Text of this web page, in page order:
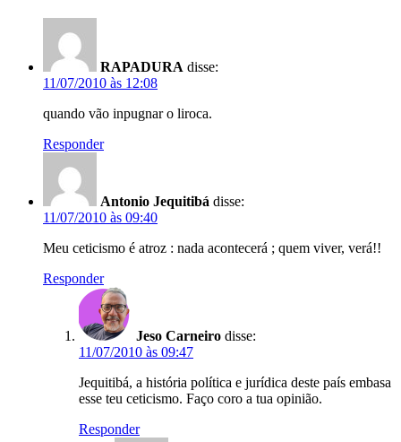
RAPADURA disse:
11/07/2010 às 12:08
quando vão inpugnar o liroca.
Responder
Antonio Jequitibá disse:
11/07/2010 às 09:40
Meu ceticismo é atroz : nada acontecerá ; quem viver, verá!!
Responder
Jeso Carneiro disse:
11/07/2010 às 09:47
Jequitibá, a história política e jurídica deste país embasa
esse teu ceticismo. Faço coro a tua opinião.
Responder